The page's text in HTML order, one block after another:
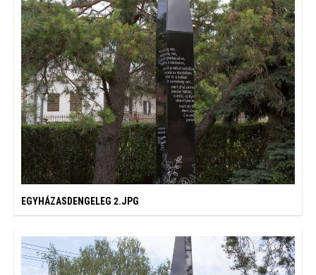
EGYHÁZASDENGELEG 2.JPG